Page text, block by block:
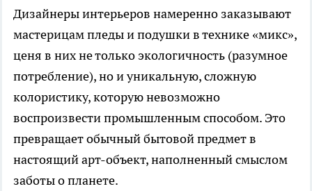
Дизайнеры интерьеров намеренно заказывают
мастерицам пледы и подушки в технике «микс»,
ценя в них не только экологичность (разумное
потребление), но и уникальную, сложную
колористику, которую невозможно
воспроизвести промышленным способом. Это
превращает обычный бытовой предмет в
настоящий арт-объект, наполненный смыслом
заботы о планете.